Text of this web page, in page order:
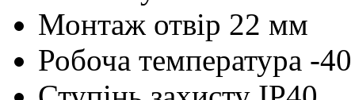
Монтаж отвір 22 мм
Робоча температура -